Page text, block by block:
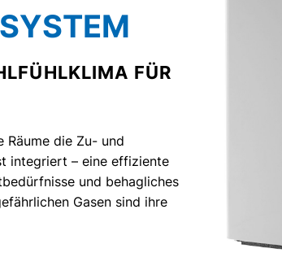
FÜR
Räume die Zu- und
integriert – eine effiziente
und behagliches
Gasen sind ihre